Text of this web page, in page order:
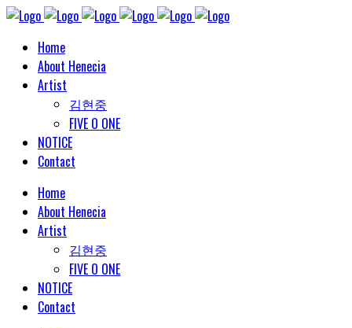
Home
About Henecia
Artist
김현중
FIVE O ONE
NOTICE
Contact
Home
About Henecia
Artist
김현중
FIVE O ONE
NOTICE
Contact